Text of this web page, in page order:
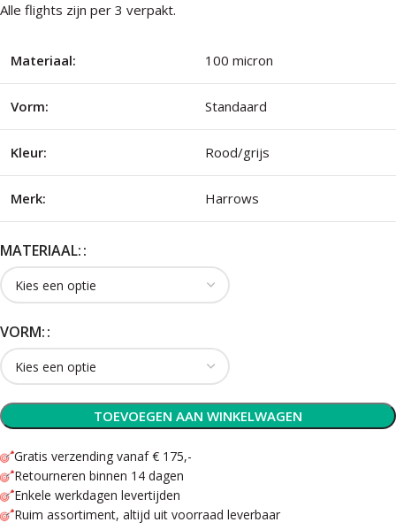
Alle flights zijn per 3 verpakt.
Materiaal: 100 micron
Vorm: Standaard
Kleur: Rood/grijs
Merk: Harrows
MATERIAAL:
VORM:
TOEVOEGEN AAN WINKELWAGEN
Gratis verzending vanaf € 175,-
Retourneren binnen 14 dagen
Enkele werkdagen levertijden
Ruim assortiment, altijd uit voorraad leverbaar